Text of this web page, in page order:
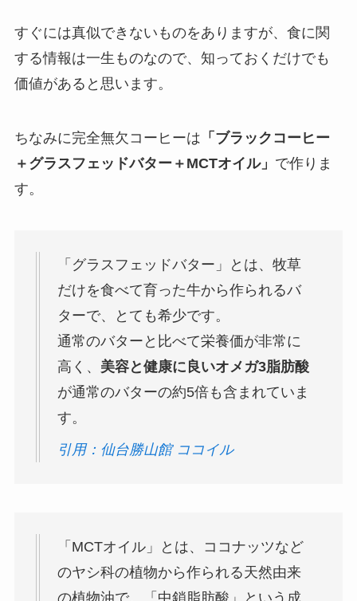
すぐには真似できないものをありますが、食に関
する情報は一生ものなので、知っておくだけでも
価値があると思います。
ちなみに完全無欠コーヒーは 「ブラックコーヒー
＋グラスフェッドバター＋MCTオイル」 で作りま
す。
「グラスフェッドバター」とは、牧草
だけを食べて育った牛から作られるバ
ターで、とても希少です。
通常のバターと比べて栄養価が非常に
高く、 美容と健康に良いオメガ3脂肪酸
が通常のバターの約5倍も含まれていま
す。
引用：仙台勝山館 ココイル
「MCTオイル」とは、ココナッツなど
のヤシ科の植物から作られる天然由来